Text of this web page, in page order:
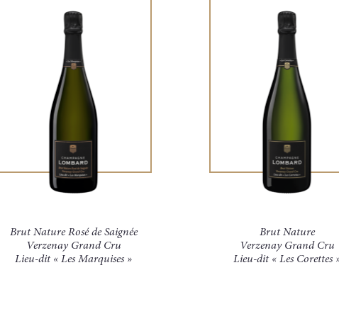
Brut Nature Rosé de Saignée
Verzenay Grand Cru
Lieu-dit « Les Marquises »
Brut Nature
Verzenay Grand Cru
Lieu-dit « Les Corettes